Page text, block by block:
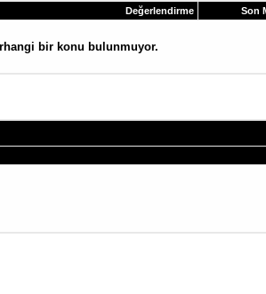
Değerlendirme Son
bir konu bulunmuyor.